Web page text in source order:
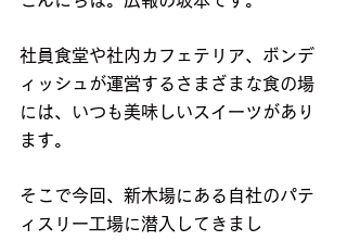
社員食堂や社内カフェテリア、ボンデ
ィッシュが運営するさまざまな食の場
には、いつも美味しいスイーツがあり
ます。
そこで今回、新木場にある自社のパテ
ィスリー工場に潜入してきまし